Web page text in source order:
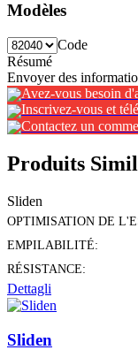
Modèles
Code
Résumé
Envoyer des
Avez-vous besoin
Inscrivez-vous et
Contactez un
Produits
Sliden
OPTIMISATION DE
EMPILABILITÉ:
RÉSISTANCE:
Dettagli
Sliden